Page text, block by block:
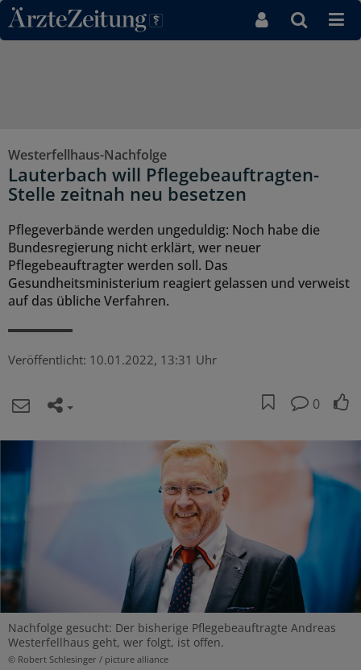
Direkt zum Inhaltsbereich
Westerfellhaus-Nachfolge
Lauterbach will Pflegebeauftragten-
Stelle zeitnah neu besetzen
Pflegeverbände werden ungeduldig: Noch habe die
Bundesregierung nicht erklärt, wer neuer
Pflegebeauftragter werden soll. Das
Gesundheitsministerium reagiert gelassen und verweist
auf das übliche Verfahren.
Veröffentlicht: 10.01.2022, 13:31 Uhr
0
Nachfolge gesucht: Der bisherige Pflegebeauftragte Andreas
Westerfellhaus geht, wer folgt, ist offen.
© Robert Schlesinger / picture alliance